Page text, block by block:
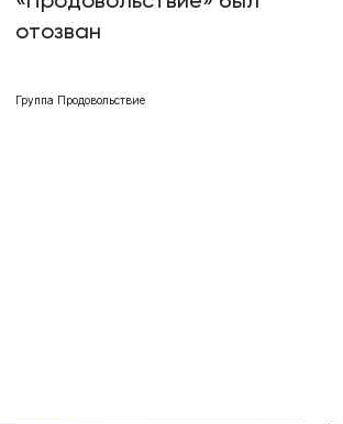
отозван
Группа Продовольствие